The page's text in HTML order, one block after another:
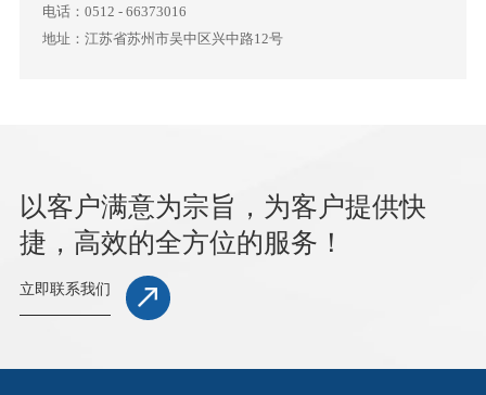
电话：0512 - 66373016
地址：江苏省苏州市吴中区兴中路12号
以客户满意为宗旨，为客户提供快
捷，高效的全方位的服务！
立即联系我们